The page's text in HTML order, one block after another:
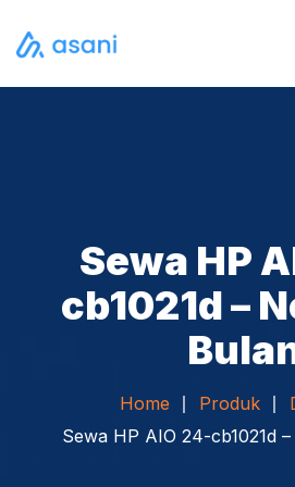
Sewa HP
cb1021d –
Home Produk
Sewa HP AIO 24-cb1021d